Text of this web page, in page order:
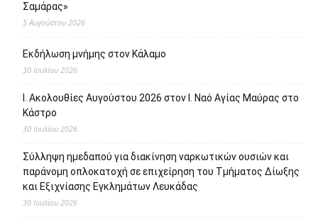
Σαμάρας»
5 Αυγούστου 2026
Εκδήλωση μνήμης στον Κάλαμο
30 Ιουλίου 2026
Ι. Ακολουθίες Αυγούστου 2026 στον Ι. Ναό Αγίας Μαύρας στο
Κάστρο
30 Ιουλίου 2026
Σύλληψη ημεδαπού για διακίνηση ναρκωτικών ουσιών και
παράνομη οπλοκατοχή σε επιχείρηση του Τμήματος Δίωξης
και Εξιχνίασης Εγκλημάτων Λευκάδας
30 Ιουλίου 2026